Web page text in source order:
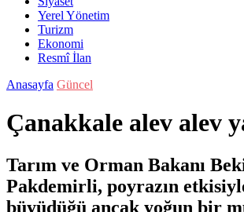
Yerel Yönetim
Turizm
Ekonomi
Resmî İlan
Anasayfa Güncel
Çanakkale alev alev
Tarım ve Orman Bakanı
Pakdemirli, poyrazın
büyüdüğü ancak yoğun bir